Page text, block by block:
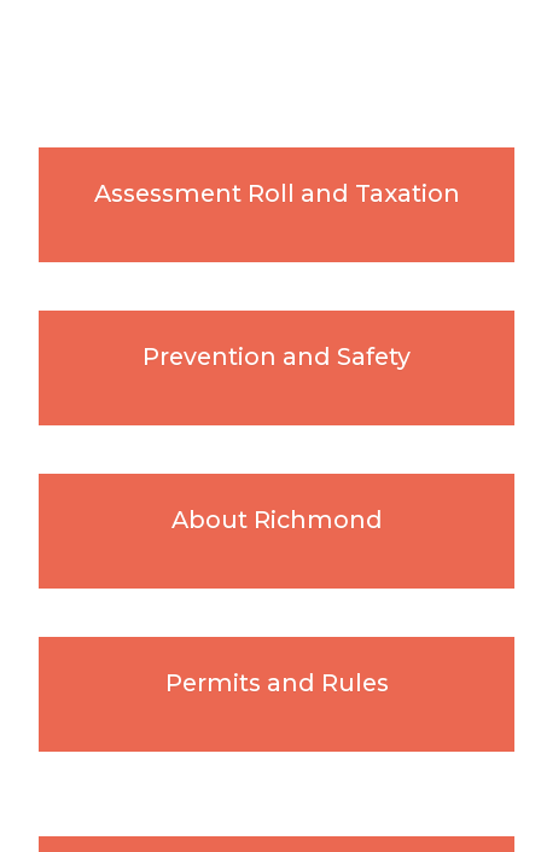
Assessment Roll and Taxation
Prevention and Safety
About Richmond
Permits and Rules